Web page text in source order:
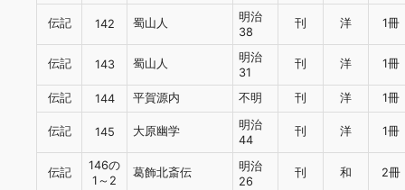
伝記 142 蜀山人
明治
38
刊 洋 1冊
伝記 143 蜀山人
明治
31
刊 洋 1冊
伝記 144 平賀源内 不明 刊 洋 1冊
伝記 145 大原幽学
明治
44
刊 洋 1冊
伝記
146の
1～2
葛飾北斎伝
明治
26
刊 和 2冊